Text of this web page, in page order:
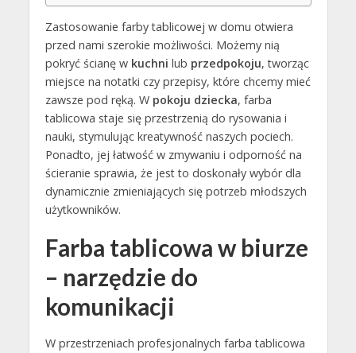
Zastosowanie farby tablicowej w domu otwiera
przed nami szerokie możliwości. Możemy nią
pokryć ścianę w kuchni lub przedpokoju, tworząc
miejsce na notatki czy przepisy, które chcemy mieć
zawsze pod ręką. W pokoju dziecka, farba
tablicowa staje się przestrzenią do rysowania i
nauki, stymulując kreatywność naszych pociech.
Ponadto, jej łatwość w zmywaniu i odporność na
ścieranie sprawia, że jest to doskonały wybór dla
dynamicznie zmieniających się potrzeb młodszych
użytkowników.
Farba tablicowa w biurze
– narzędzie do
komunikacji
W przestrzeniach profesjonalnych farba tablicowa